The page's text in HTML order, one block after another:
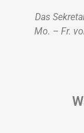
Das
Mo. – Fr.